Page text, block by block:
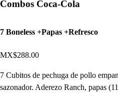
Combos Coca-Cola
7 Boneless +Papas +Refresco
MX$288.00
7 Cubitos de pechuga de pollo
sazonador. Aderezo Ranch, papas